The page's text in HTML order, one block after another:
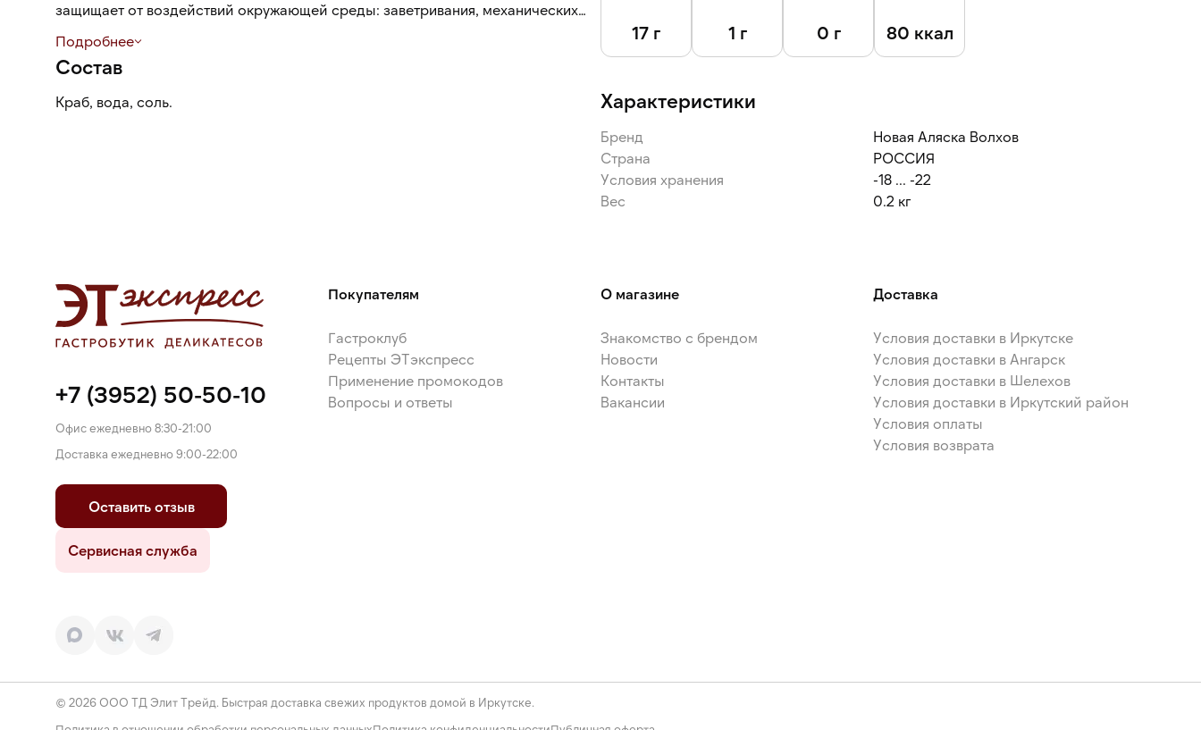
защищает от воздействий окружающей среды: заветривания, механических
годности.
Подробнее
Состав
Краб, вода, соль.
17 г 1 г 0 г 80 ккал
Характеристики
Бренд
Новая Аляска Волхов
Страна
РОССИЯ
Условия хранения
-18 ... -22
Вес
0.2 кг
+7 (3952) 50-50-10
Офис ежедневно 8:30-21:00
Доставка ежедневно 9:00-22:00
Оставить отзыв
Сервисная служба
Покупателям
Гастроклуб
Рецепты ЭТэкспресс
Применение промокодов
Вопросы и ответы
О магазине
Знакомство с брендом
Новости
Контакты
Вакансии
Доставка
Условия доставки в Иркутске
Условия доставки в Ангарск
Условия доставки в Шелехов
Условия доставки в Иркутский район
Условия оплаты
Условия возврата
© 2026 ООО ТД Элит Трейд. Быстрая доставка свежих продуктов домой в Иркутске.